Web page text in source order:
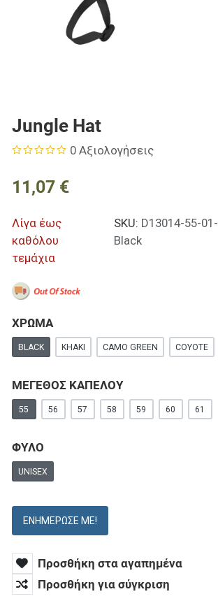
Jungle Hat
0 Αξιολογήσεις
11,07 €
Λίγα έως
καθόλου
τεμάχια
SKU: D13014-55-01-
Black
ΧΡΩΜΑ
BLACK KHAKI CAMO GREEN COYOTE
ΜΕΓΕΘΟΣ ΚΑΠΕΛΟΥ
55 56 57 58 59 60 61
ΦΥΛΟ
UNISEX
ΕΝΗΜΈΡΩΣΕ ΜΕ!
Προσθήκη στα αγαπημένα
Προσθήκη για σύγκριση